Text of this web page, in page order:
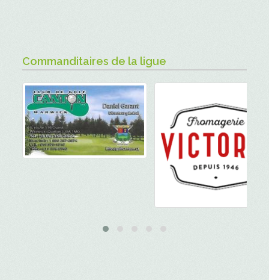
Commanditaires de la ligue